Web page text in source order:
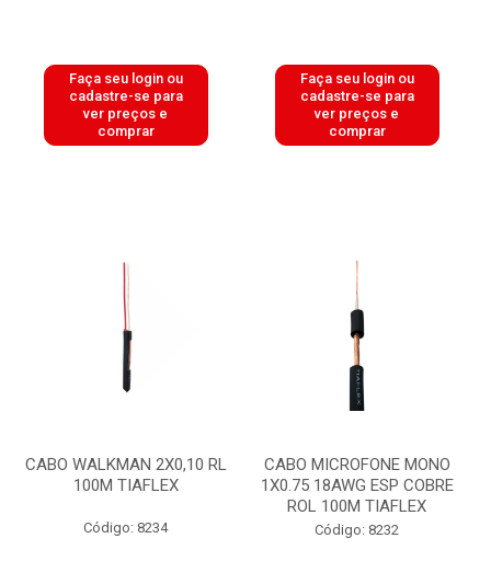
Faça seu login ou
cadastre-se para
ver preços e
comprar
Faça seu login ou
cadastre-se para
ver preços e
comprar
CABO WALKMAN 2X0,10 RL
100M TIAFLEX
Código: 8234
CABO MICROFONE MONO
1X0.75 18AWG ESP COBRE
ROL 100M TIAFLEX
Código: 8232